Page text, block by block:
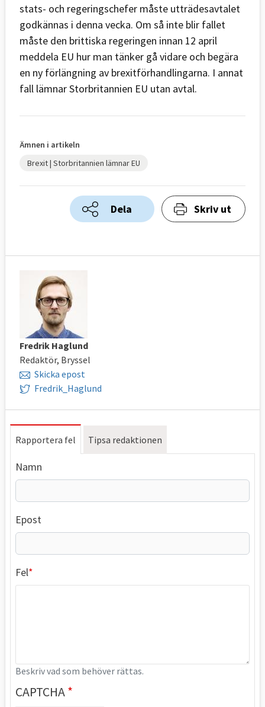
stats- och regeringschefer måste utträdesavtalet
godkännas i denna vecka. Om så inte blir fallet
måste den brittiska regeringen innan 12 april
meddela EU hur man tänker gå vidare och begära
en ny förlängning av brexitförhandlingarna. I annat
fall lämnar Storbritannien EU utan avtal.
Ämnen i artikeln
Brexit | Storbritannien lämnar EU
Dela Skriv ut
Fredrik Haglund
Redaktör, Bryssel
Skicka epost
Fredrik_Haglund
Rapportera fel Tipsa redaktionen
Namn
Epost
Fel
Beskriv vad som behöver rättas.
CAPTCHA